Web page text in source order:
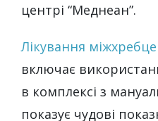
центрі “Меднеан”.
Лікування
включає
в комплексі з
показує чудові